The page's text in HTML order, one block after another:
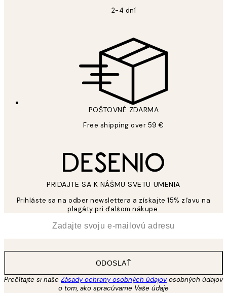
2-4 dní
POŠTOVNÉ ZDARMA
Free shipping over 59 €
PRIDAJTE SA K NÁŠMU SVETU UMENIA
Prihláste sa na odber newslettera a získajte 15% zľavu na
plagáty pri ďalšom nákupe.
ODOSLAŤ
Prečítajte si naše Zásady ochrany osobných údajovosobných údajov
o tom, ako spracúvame Vaše údaje